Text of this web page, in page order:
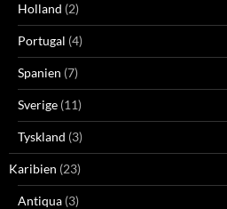
Holland (2)
Portugal (4)
Spanien (7)
Sverige (11)
Tyskland (3)
Karibien (23)
Antiqua (3)